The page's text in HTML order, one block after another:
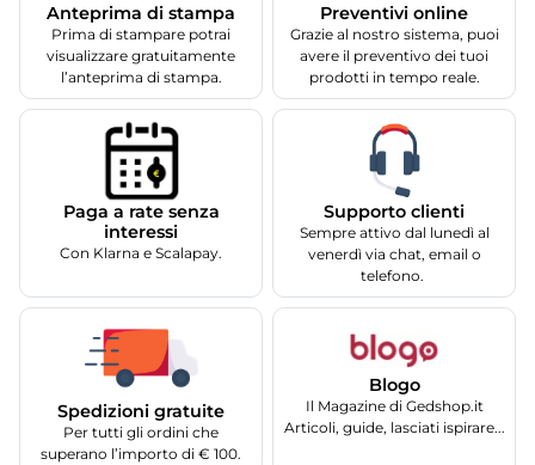
Anteprima di stampa
Prima di stampare potrai
visualizzare gratuitamente
l’anteprima di stampa.
Preventivi online
Grazie al nostro sistema, puoi
avere il preventivo dei tuoi
prodotti in tempo reale.
Paga a rate senza
interessi
Con Klarna e Scalapay.
Supporto clienti
Sempre attivo dal lunedì al
venerdì via chat, email o
telefono.
Spedizioni gratuite
Per tutti gli ordini che
superano l’importo di € 100.
Blogo
Il Magazine di Gedshop.it
Articoli, guide, lasciati ispirare...